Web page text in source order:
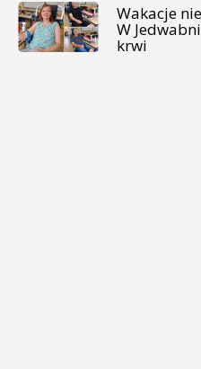
Wakacje
W
krwi